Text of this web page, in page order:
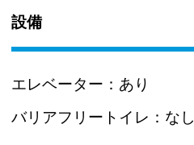
設備
エレベーター： あり
バリアフリートイレ： なし